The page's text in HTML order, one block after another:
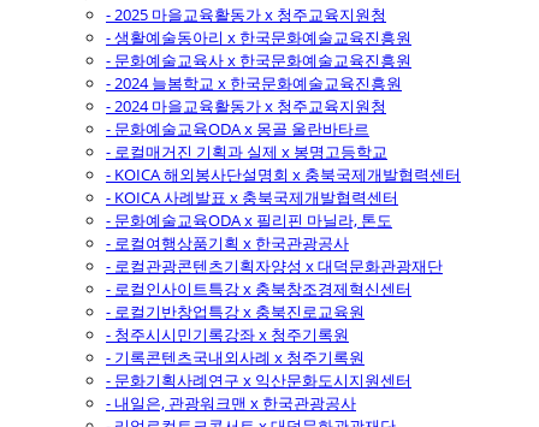
- 2025 마을교육활동가 x 청주교육지원청
- 생활예술동아리 x 한국문화예술교육진흥원
- 문화예술교육사 x 한국문화예술교육진흥원
- 2024 늘봄학교 x 한국문화예술교육진흥원
- 2024 마을교육활동가 x 청주교육지원청
- 문화예술교육ODA x 몽골 울란바타르
- 로컬매거진 기획과 실제 x 봉명고등학교
- KOICA 해외봉사단설명회 x 충북국제개발협력센터
- KOICA 사례발표 x 충북국제개발협력센터
- 문화예술교육ODA x 필리핀 마닐라, 톤도
- 로컬여행상품기획 x 한국관광공사
- 로컬관광콘텐츠기획자양성 x 대덕문화관광재단
- 로컬인사이트특강 x 충북창조경제혁신센터
- 로컬기반창업특강 x 충북진로교육원
- 청주시시민기록강좌 x 청주기록원
- 기록콘텐츠국내외사례 x 청주기록원
- 문화기획사례연구 x 익산문화도시지원센터
- 내일은, 관광워크맨 x 한국관광공사